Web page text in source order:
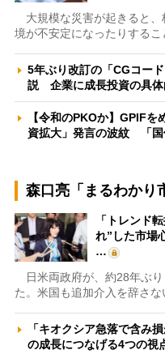
大規模な災害が起きると、
境が不安定になったりする
5年ぶり改訂の「CGコー
説 企業に成長投資の具
【令和のPKOか】GPIF
資拡大」発言の波紋 「
森口亮「まるわかり
「トレンド
れ”した市場
…
日米両政府が、約28年ぶり
た。米国も追加介入を辞さ
「キオクシア急落で含み
の成長につなげる4つの